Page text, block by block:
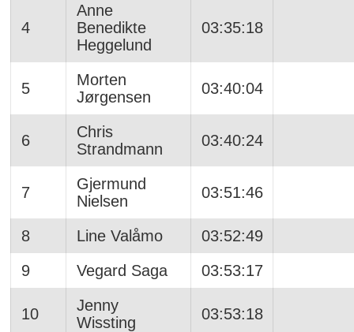
4
Anne
Benedikte
Heggelund
03:35:18
5
Morten
Jørgensen
03:40:04
6
Chris
Strandmann
03:40:24
7
Gjermund
Nielsen
03:51:46
8 Line Valåmo
03:52:49
9
Vegard Saga 03:53:17
10
Jenny
Wissting
03:53:18